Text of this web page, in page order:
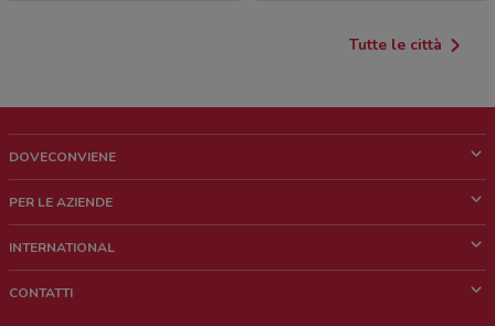
Tutte le città
DOVECONVIENE
Chi siamo
Lavora con noi
PER LE AZIENDE
Richieste commerciali e marketing
INTERNATIONAL
CONTATTI